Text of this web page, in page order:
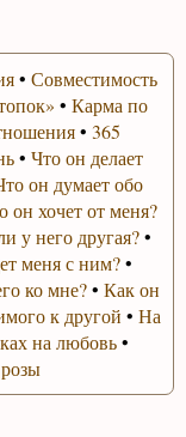
• Совместимость
• Карма по
•365
• Что он делает
он думает обо
он хочет от меня?
у него другая?•
меня с ним?•
ко мне?• Как он
к другой • На
на любовь•